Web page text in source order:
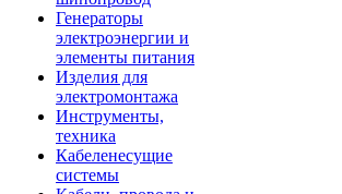
Генераторы
электроэнергии и
элементы питания
Изделия для
электромонтажа
Инструменты,
техника
Кабеленесущие
системы